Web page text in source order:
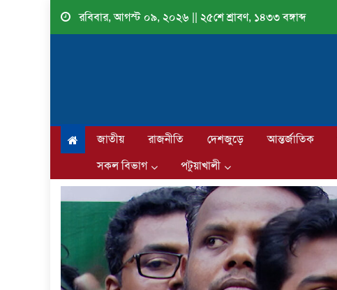
Skip
রবিবার, আগস্ট ০৯, ২০২৬ || ২৫শে শ্রাবণ, ১৪৩৩ বঙ্গাব্দ
জাতীয় রাজনীতি দেশজুড়ে আন্তর্জাতিক
সকল বিভাগ
পটুয়াখালী